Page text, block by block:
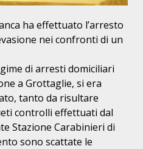
ha effettuato l’arresto
nei confronti di un
di arresti domiciliari
a Grottaglie, si era
tanto da risultare
controlli effettuati dal
Stazione Carabinieri di
sono scattate le